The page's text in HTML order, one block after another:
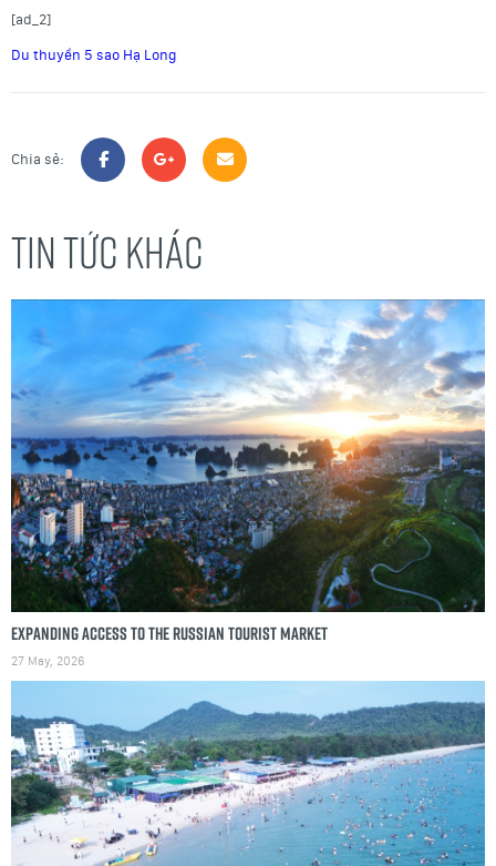
[ad_2]
Du thuyền 5 sao Hạ Long
Chia sẻ:
TIN TỨC KHÁC
Expanding access to the Russian tourist market
27 May, 2026